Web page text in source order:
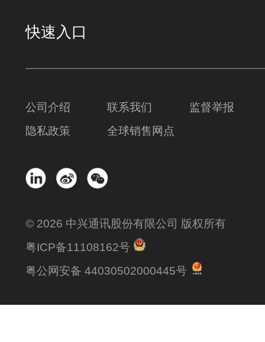
快速入口
公司介绍 联系我们
监督举报
隐私政策
全球销售网点
© 2026 中兴通讯股份有限公司 版权所有
粤ICP备11108162号
粤公网安备 44030502000445号